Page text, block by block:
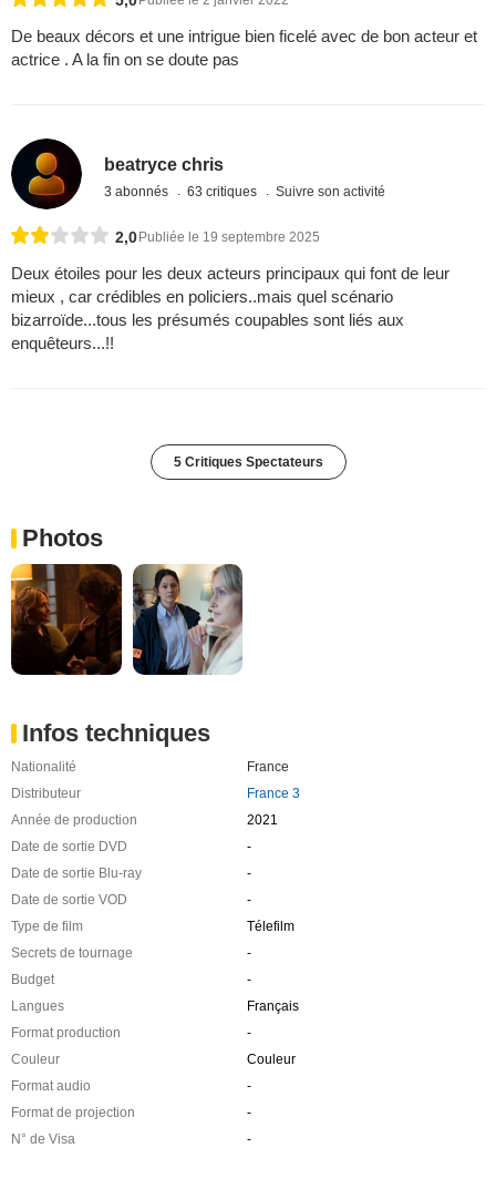
De beaux décors et une intrigue bien ficelé avec de bon acteur et
actrice . A la fin on se doute pas
beatryce chris
3 abonnés 63 critiques Suivre son activité
2,0 Publiée le 19 septembre 2025
Deux étoiles pour les deux acteurs principaux qui font de leur
mieux , car crédibles en policiers..mais quel scénario
bizarroïde...tous les présumés coupables sont liés aux
enquêteurs...!!
5 Critiques Spectateurs
Photos
Infos techniques
Nationalité
France
Distributeur
France 3
Année de production
2021
Date de sortie DVD
-
Date de sortie Blu-ray
-
Date de sortie VOD
-
Type de film
Télefilm
Secrets de tournage
-
Budget
-
Langues
Français
Format production
-
Couleur
Couleur
Format audio
-
Format de projection
-
N° de Visa
-